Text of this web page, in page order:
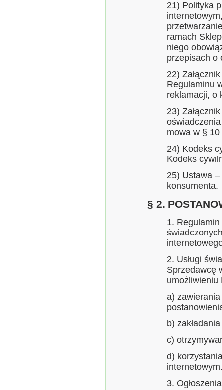
21) Polityka
ramach
niego
przepisach o
22)
Regulaminu
reklamacji, o
23)
mowa w §
24) Kodeks
Kodeks
25) Ustawa
konsumenta.
§ 2.
1.
2. Usługi
Sprzedawcę
umożliwieniu
a)
b)
c)
d)
internetowym.
3.